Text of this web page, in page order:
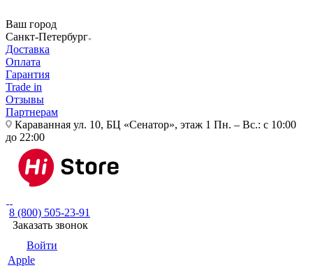
Ваш город
Санкт-Петербург
Доставка
Оплата
Гарантия
Trade in
Отзывы
Партнерам
Караванная ул. 10, БЦ «Сенатор», этаж 1 Пн. – Вс.: с 10:00
до 22:00
8 (800) 505-23-91
Заказать звонок
Войти
Apple